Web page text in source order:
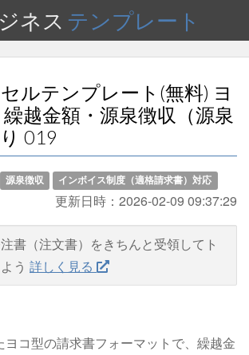
ネス テンプレート
ルテンプレート(無料) ヨ
越金額・源泉徴収（源泉
019
源泉徴収 インボイス制度（適格請求書）対応
更新日時： 2026-02-09 09:37:29
書（注文書）をきちんと受領してト
う 詳しく見る
コ型の請求書フォーマットで、繰越金